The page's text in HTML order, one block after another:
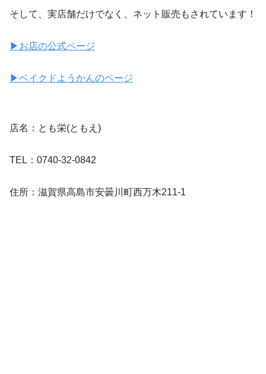
そして、実店舗だけでなく、ネット販売もされています！
▶お店の公式ページ
▶ベイクドようかんのページ
店名：とも栄(ともえ)
TEL：0740-32-0842
住所：滋賀県高島市安曇川町西万木211-1